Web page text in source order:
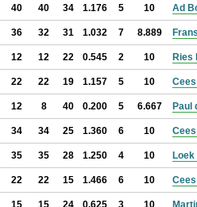
40 40 34 1.176 5 10 Ad
36 32 31 1.032 7 8.889
12 12 22 0.545 2 10 Ries
22 22 19 1.157 5 10
12 8 40 0.200 5 6.667 Paul
34 34 25 1.360 6 10
35 35 28 1.250 4 10
22 22 15 1.466 6 10
15 15 24 0.625 3 10